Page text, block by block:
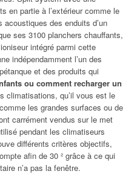
en partie à l’extérieur comme le
des enduits d’un
ses 3100 planchers chauffants,
intégré parmi cette
indépendamment l’un des
et des produits qui
ou comment recharger un
climatisations, qu’il vous est le
les grandes surfaces ou de
carrément vendus sur le met
pendant les climatiseurs
différents critères objectifs,
afin de 30 ² grâce à ce qui
n’a pas la fenêtre.